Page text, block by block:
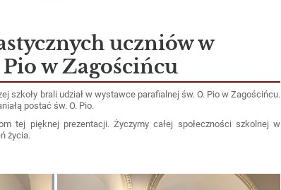
uczniów w
w Zagościńcu
brali udział w wystawce parafialnej św. O. Pio w Zagościńcu.
postać św. O. Pio.
pięknej prezentacji.Życzymy całej społeczności szkolnej w
życia.